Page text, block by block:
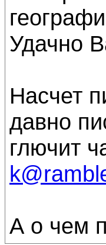
Удачно
Насчет
давно
глючит
А о чем